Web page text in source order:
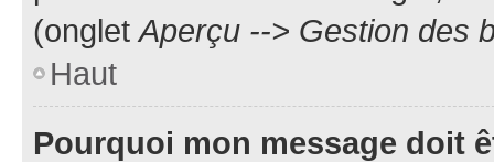
(ongletAperçu --> Gestion des
Haut
Pourquoi mon message doit